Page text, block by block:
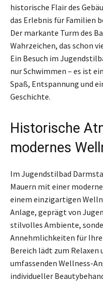
historische Flair des
das Erlebnis für Familien
Der markante Turm des
Wahrzeichen, das schon
Ein Besuch im
nur Schwimmen – es ist
Spaß, Entspannung und
Geschichte.
Historische
modernes
Im Jugendstilbad
Mauern mit einer
einem einzigartigen
Anlage, geprägt von
stilvolles Ambiente,
Annehmlichkeiten für Ihre
Bereich lädt zum Relaxen
umfassenden Wellness-
individueller